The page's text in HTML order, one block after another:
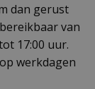
dan gerust
van
17:00 uur.
werkdagen